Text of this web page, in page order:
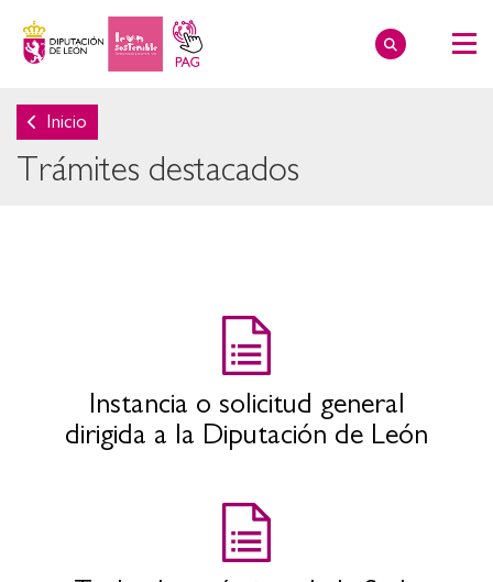
Inicio
Trámites destacados
Instancia o solicitud general
dirigida a la Diputación de León